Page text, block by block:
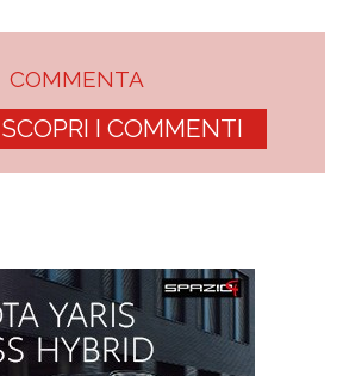
COMMENTA
I COMMENTI